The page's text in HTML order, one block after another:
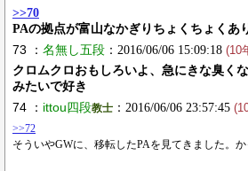
>>70
PAの拠点が富山なかぎりちょくちょくあ
73 ： 名無し五段 ：2016/06/06 15:09:18 (10
クロムクロおもしろいよ、急にきな臭く
みたいで好き
74 ： ittou四段教士 ：2016/06/06 23:57:45
>>72
そういやGWに、移転したPAを見てきました。か